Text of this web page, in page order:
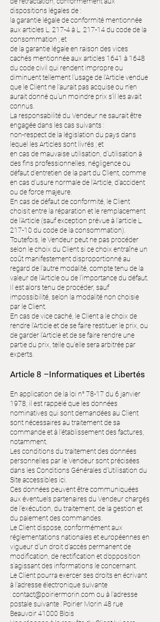
dispositions légales de :
la garantie légale de conformité mentionnée
aux articles L. 217-4 à L. 217-14 du code de la
consommation ; et
de la garantie légale en raison des vices
cachés mentionnée aux articles 1641 à 1648
du code civil qui rendent impropre ou
diminuent tellement l’usage de l’Article vendue
que le Client ne l’aurait pas acquise ou n’en
aurait donné qu’un moindre prix s’il les avait
connus.
La responsabilité du Vendeur ne saurait être
engagée dans les cas suivants :
non-respect de la législation du pays dans
lequel les Articles sont livrés ; et
en cas de mauvaise utilisation, d’utilisation à
des fins professionnelles, négligence ou
défaut d’entretien de la part du Client, comme
en cas d’usure normale de l’Article, d’accident
ou de force majeure.
En cas de défaut de conformité, le Client
choisit entre la réparation et le remplacement
de l’Article (sauf exception prévue à l’article L.
217-10 du code de la consommation).
Toutefois, le Vendeur peut ne pas procéder
selon le choix du Client si ce choix entraîne un
coût manifestement disproportionné au
regard de l'autre modalité, compte tenu de la
valeur de l’Article ou de l'importance du défaut.
Il est alors tenu de procéder, sauf
impossibilité, selon la modalité non choisie
par le Client.
En cas de vice caché, le Client a le choix de
rendre l’Article et de se faire restituer le prix, ou
de garder l’Article et de se faire rendre une
partie du prix, telle qu'elle sera arbitrée par
experts.
Article 8 –Informatiques et Libertés
En application de la loi n° 78-17 du 6 janvier
1978, il est rappelé que les données
nominatives qui sont demandées au Client
sont nécessaires au traitement de sa
commande et à l’établissement des factures,
notamment.
Les conditions du traitement des données
personnelles par le Vendeur sont précisées
dans les Conditions Générales d’Utilisation du
Site accessibles ici
Ces données peuvent être communiquées
aux éventuels partenaires du Vendeur chargés
de l’exécution, du traitement, de la gestion et
du paiement des commandes.
Le Client dispose, conformément aux
réglementations nationales et européennes en
vigueur d’un droit d’accès permanent de
modification, de rectification et d’opposition
s’agissant des informations le concernant.
Le Client pourra exercer ses droits en écrivant
à l’adresse électronique suivante
:contact@poiriermorin.com ou à l’adresse
postale suivante : Poirier Morin 48 rue
Beauvoir 41000 Blois